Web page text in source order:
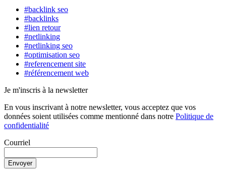
#backlink seo
#backlinks
#lien retour
#netlinking
#netlinking seo
#optimisation seo
#referencement site
#référencement web
Je m'inscris à la newsletter
En vous inscrivant à notre newsletter, vous acceptez que vos
données soient utilisées comme mentionné dans notre Politique de
confidentialité
Courriel